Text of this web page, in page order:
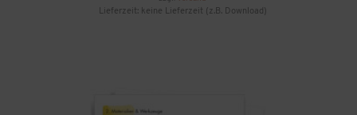
Lieferzeit: keine Lieferzeit (z.B. Download)